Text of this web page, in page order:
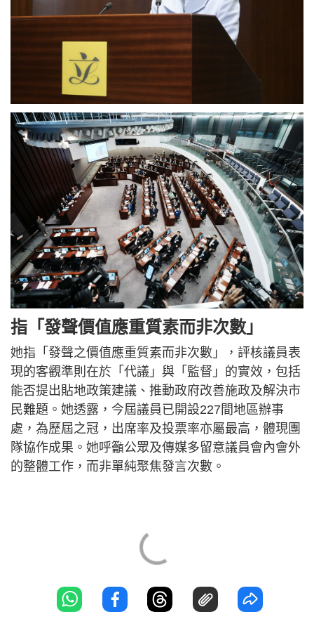
指「發聲價值應重質素而非次數」
她指「發聲之價值應重質素而非次數」，評核議員表
現的客觀準則在於「代議」與「監督」的實效，包括
能否提出貼地政策建議、推動政府改善施政及解決市
民難題。她透露，今屆議員已開設227間地區辦事
處，為歷屆之冠，出席率及投票率亦屬最高，體現團
隊協作成果。她呼籲公眾及傳媒多留意議員會內會外
的整體工作，而非單純聚焦發言次數。